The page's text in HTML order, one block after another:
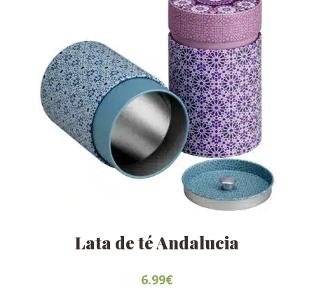
Lata de té Andalucia
6.99€